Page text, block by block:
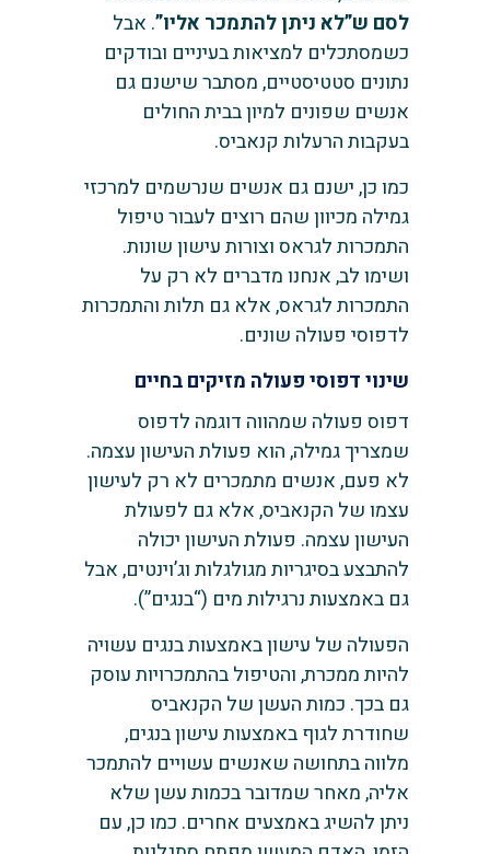
לסם ש”לא ניתן להתמכר אליו”. אבל
כשמסתכלים למציאות בעיניים ובודקים
נתונים סטטיסטיים, מסתבר שישנם גם
אנשים שפונים למיון בבית החולים
בעקבות הרעלות קנאביס.
כמו כן, ישנם גם אנשים שנרשמים למרכזי
גמילה מכיוון שהם רוצים לעבור טיפול
התמכרות לגראס וצורות עישון שונות.
ושימו לב, אנחנו מדברים לא רק על
התמכרות לגראס, אלא גם תלות והתמכרות
לדפוסי פעולה שונים.
שינוי דפוסי פעולה מזיקים בחיים
דפוס פעולה שמהווה דוגמה לדפוס
שמצריך גמילה, הוא פעולת העישון עצמה.
לא פעם, אנשים מתמכרים לא רק לעישון
עצמו של הקנאביס, אלא גם לפעולת
העישון עצמה. פעולת העישון יכולה
להתבצע בסיגריות מגולגלות וג’וינטים, אבל
גם באמצעות נרגילות מים (“בנגים”).
הפעולה של עישון באמצעות בנגים עשויה
להיות ממכרת, והטיפול בהתמכרויות עוסק
גם בכך. כמות העשן של הקנאביס
שחודרת לגוף באמצעות עישון בנגים,
מלווה בתחושה שאנשים עשויים להתמכר
אליה, מאחר שמדובר בכמות עשן שלא
ניתן להשיג באמצעים אחרים. כמו כן, עם